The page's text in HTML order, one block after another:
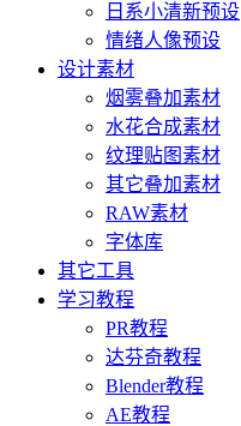
日系小清新预设
情绪人像预设
设计素材
烟雾叠加素材
水花合成素材
纹理贴图素材
其它叠加素材
RAW素材
字体库
其它工具
学习教程
PR教程
达芬奇教程
Blender教程
AE教程